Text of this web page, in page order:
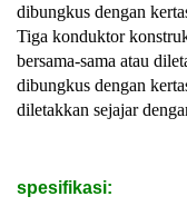
dibungkus dengan
Tiga konduktor
bersama-sama atau
dibungkus dengan
diletakkan sejajar
spesifikasi: